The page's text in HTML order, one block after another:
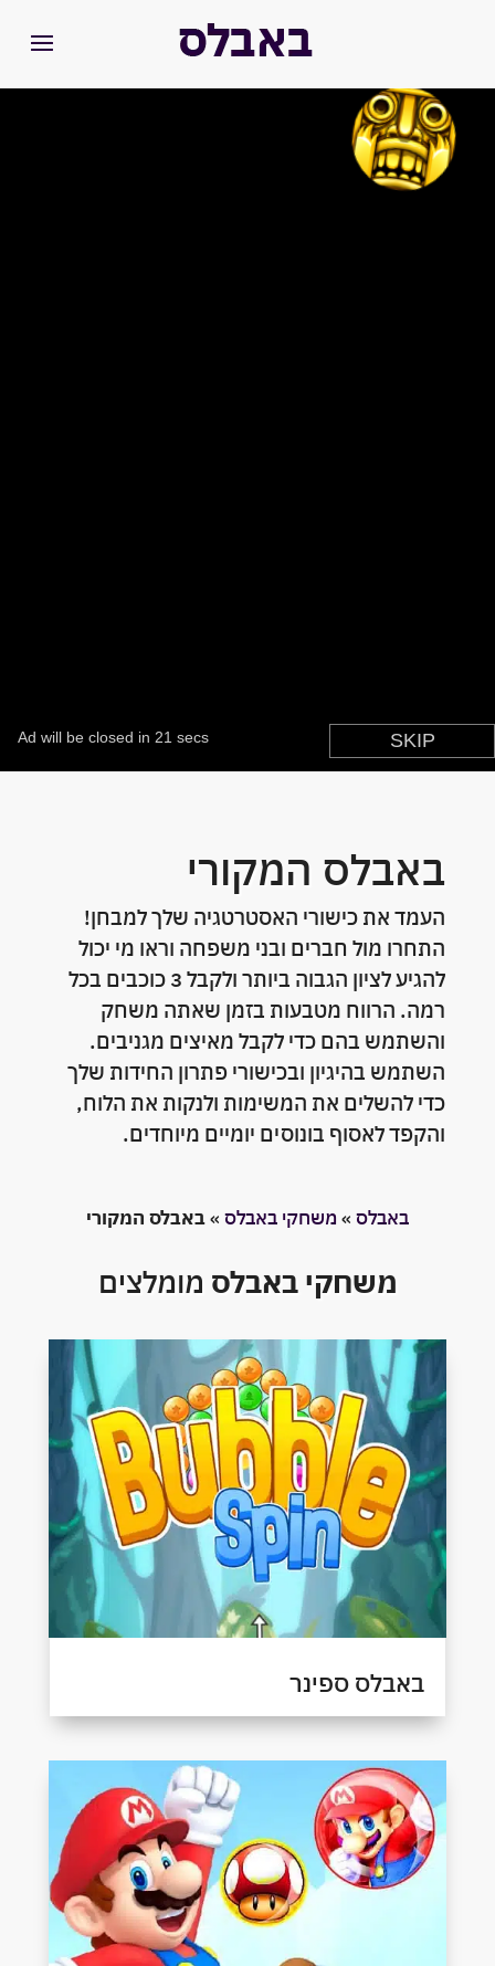
באבלס המקורי
העמד את כישורי האסטרטגיה שלך למבחן!
התחרו מול חברים ובני משפחה וראו מי יכול
להגיע לציון הגבוה ביותר ולקבל 3 כוכבים בכל
רמה. הרווח מטבעות בזמן שאתה משחק
והשתמש בהם כדי לקבל מאיצים מגניבים.
השתמש בהיגיון ובכישורי פתרון החידות שלך
כדי להשלים את המשימות ולנקות את הלוח,
והקפד לאסוף בונוסים יומיים מיוחדים.
באבלס » משחקי באבלס »באבלס המקורי
משחקי באבלס מומלצים
באבלס ספינר